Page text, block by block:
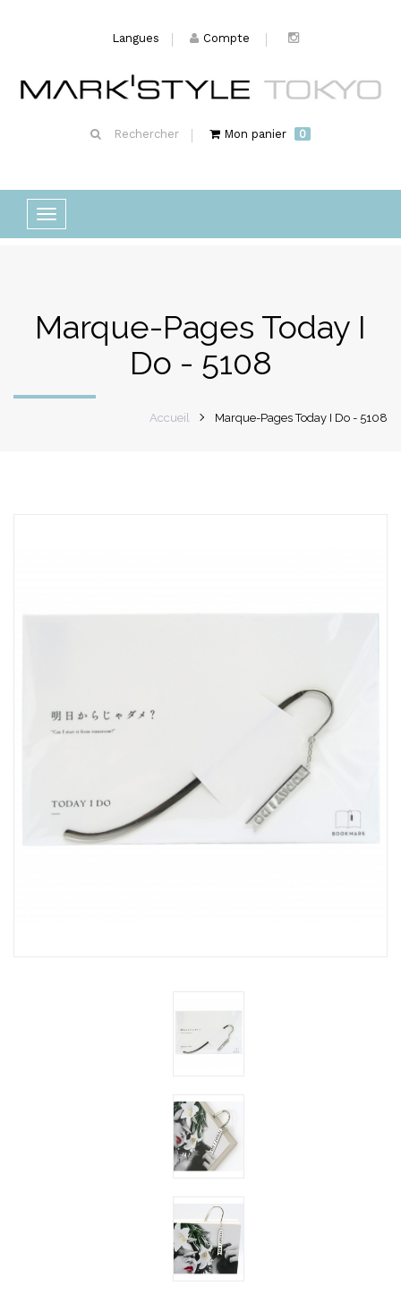
Langues Compte
Rechercher Mon panier 0
Basculer
la
Marque-Pages Today I
Do - 5108
Accueil Marque-Pages Today I Do - 5108